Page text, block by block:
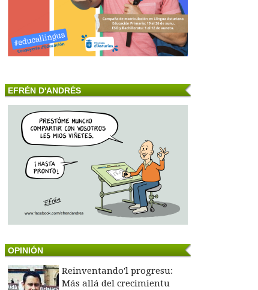
EFRÉN D'ANDRÉS
OPINIÓN
Reinventando'l progresu:
Más allá del crecimientu